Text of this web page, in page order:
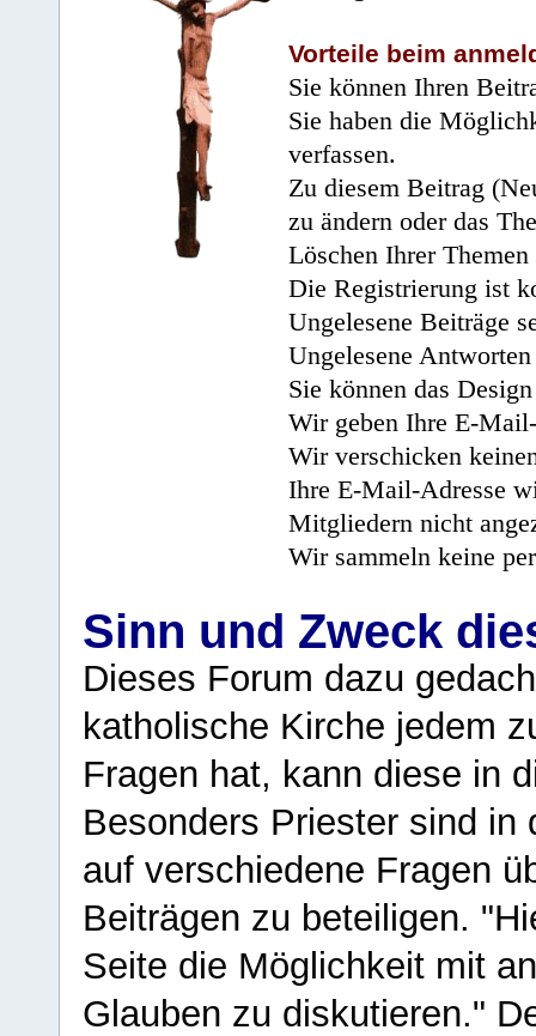
Vorteile beim
Sie können Ihren
Sie haben die
verfassen.
Zu diesem Beitrag
zu ändern oder das
Löschen Ihrer
Die Registrierung ist
Ungelesene Beiträge
Ungelesene
Sie können das
Wir geben Ihre E-
Wir verschicken
Ihre E-Mail-Adresse
Mitgliedern nicht
Wir sammeln keine
Sinn und Zweck
Dieses Forum dazu
katholische Kirche jedem
Fragen hat, kann diese in
Besonders Priester sind in
auf verschiedene Fragen
Beiträgen zu beteiligen.
Seite die Möglichkeit mit
Glauben zu diskutieren."